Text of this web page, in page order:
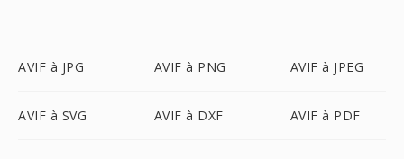
AVIF à JPG AVIF à PNG AVIF à JPEG
AVIF à SVG AVIF à DXF AVIF à PDF